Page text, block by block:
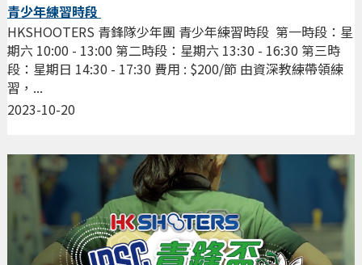
青少年練習時段
2023-10-20
HKSHOOTERS 青鋒隊少年團 青少年練習時段 第一時段：星
期六 10:00 - 13:00 第二時段：星期六 13:30 - 16:30 第三時
段：星期日 14:30 - 17:30 費用 : $200/節 由資深教練帶領練
習，...